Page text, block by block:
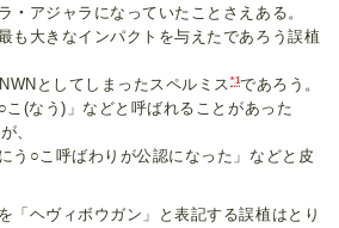
・ アジャラになっていたことさえある。
も大きなインパクトを与えたであろう誤植
NWNとしてしまったスペルミス*1であろう。
こ(なう)」などと呼ばれることがあった
、
う○こ呼ばわりが公認になった」などと皮
「ヘヴィボウガン」と表記する誤植はとり